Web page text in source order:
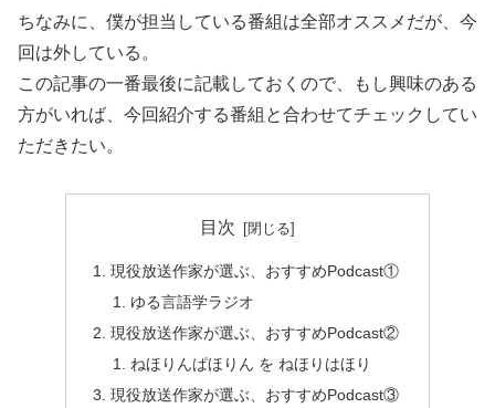
ちなみに、僕が担当している番組は全部オススメだが、今
回は外している。
この記事の一番最後に記載しておくので、もし興味のある
方がいれば、今回紹介する番組と合わせてチェックしてい
ただきたい。
目次
現役放送作家が選ぶ、おすすめPodcast①
ゆる言語学ラジオ
現役放送作家が選ぶ、おすすめPodcast②
ねほりんぱほりん を ねほりはほり
現役放送作家が選ぶ、おすすめPodcast③